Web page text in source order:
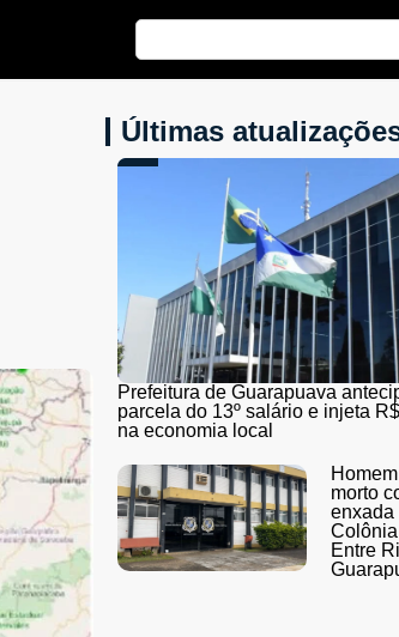
Últimas
Prefeitura de Guarapuava
parcela do 13º salário e injeta
na economia local
morto
enxada
Entre